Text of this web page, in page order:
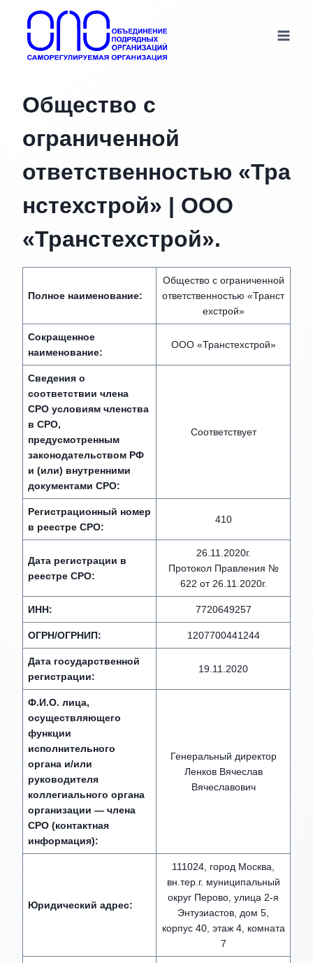
содержимому
Общество с
ограниченной
ответственностью «Тра
нстехстрой» | ООО
«Транстехстрой».
Полное наименование:
Общество с ограниченной
ответственностью «Транст
ехстрой»
Сокращенное
наименование:
ООО «Транстехстрой»
Сведения о
соответствии члена
СРО условиям членства
в СРО,
предусмотренным
законодательством РФ
и (или) внутренними
документами СРО:
Соответствует
Регистрационный номер
в реестре СРО:
410
Дата регистрации в
реестре СРО:
26.11.2020г.
Протокол Правления №
622 от 26.11.2020г.
ИНН: 7720649257
ОГРН/ОГРНИП: 1207700441244
Дата государственной
регистрации:
19.11.2020
Ф.И.О. лица,
осуществляющего
функции
исполнительного
органа и/или
руководителя
коллегиального органа
организации — члена
СРО (контактная
информация):
Генеральный директор
Ленков Вячеслав
Вячеславович
Юридический адрес:
111024, город Москва,
вн.тер.г. муниципальный
округ Перово, улица 2-я
Энтузиастов, дом 5,
корпус 40, этаж 4, комната
7